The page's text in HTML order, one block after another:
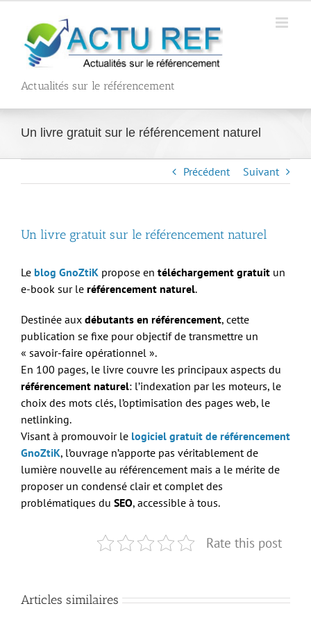
contenu
Actualités sur le référencement
Un livre gratuit sur le référencement naturel
Précédent Suivant
Un livre gratuit sur le référencement naturel
Le blog GnoZtiK propose en téléchargement gratuit un
e-book sur le référencement naturel.
Destinée aux débutants en référencement, cette
publication se fixe pour objectif de transmettre un
« savoir-faire opérationnel ».
En 100 pages, le livre couvre les principaux aspects du
référencement naturel: l’indexation par les moteurs, le
choix des mots clés, l’optimisation des pages web, le
netlinking.
Visant à promouvoir le logiciel gratuit de référencement
GnoZtiK, l’ouvrage n’apporte pas véritablement de
lumière nouvelle au référencement mais a le mérite de
proposer un condensé clair et complet des
problématiques du SEO, accessible à tous.
Rate this post
Articles similaires